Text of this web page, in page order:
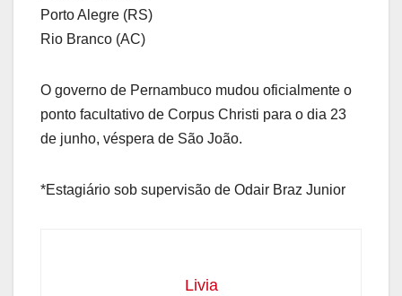
Porto Alegre (RS)
Rio Branco (AC)
O governo de Pernambuco mudou oficialmente o
ponto facultativo de Corpus Christi para o dia 23
de junho, véspera de São João.
*Estagiário sob supervisão de Odair Braz Junior
Livia